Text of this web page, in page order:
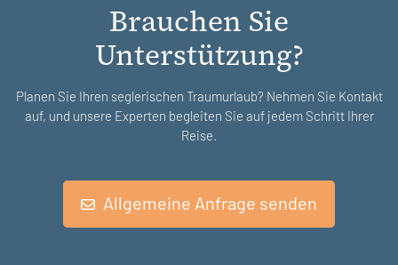
Brauchen Sie
Unterstützung?
Planen Sie Ihren seglerischen Traumurlaub? Nehmen Sie Kontakt
auf, und unsere Experten begleiten Sie auf jedem Schritt Ihrer
Reise.
Allgemeine Anfrage senden